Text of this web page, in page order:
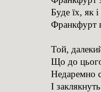
Буде їх, як
Франкфурт
Той,
Що до
Недаремно
І